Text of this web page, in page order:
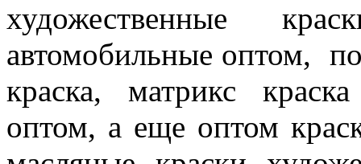
художественные
автомобильные оптом,
краска, матрикс
оптом, а еще оптом